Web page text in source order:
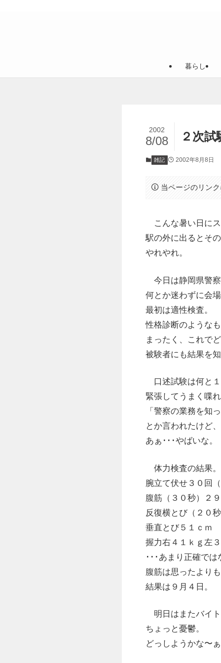
暮らし
２次試
2002
8/08
雑記 2002年8月8日
当ページのリン
こんな暑い日に
駅の外に出るとそ
やれやれ。
今日は静岡県警
何とか迷わずに会
最初は適性検査。
性格診断のような
まったく、これで
被験者にも結果を
口述試験は何と
緊張してうまく喋
「警察の業務を知
とか言われたけど
あぁ･･･やばいな。
体力検査の結果。
腕立て伏せ３０回
腹筋（３０秒）２
反復横とび（２０
垂直とび５１ｃｍ
握力右４１ｋｇ左
･･･あまり正確で
腹筋は思ったより
結果は９月４日。
明日はまたバイ
ちょっと憂鬱。
どっしようかな〜